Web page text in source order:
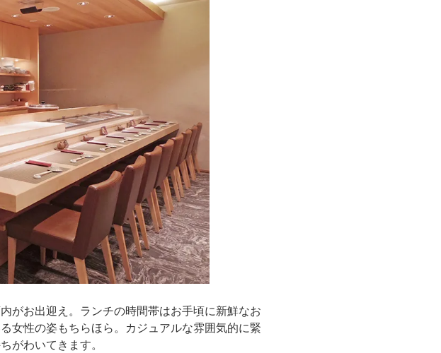
がお出迎え。ランチの時間帯はお手頃に新鮮なお
女性の姿もちらほら。カジュアルな雰囲気的に緊
がわいてきます。